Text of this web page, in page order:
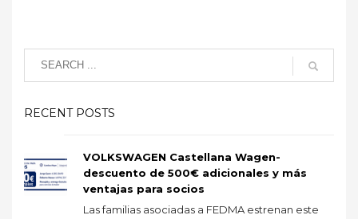
RECENT POSTS
VOLKSWAGEN Castellana Wagen-
descuento de 500€ adicionales y más
ventajas para socios
Las familias asociadas a FEDMA estrenan este